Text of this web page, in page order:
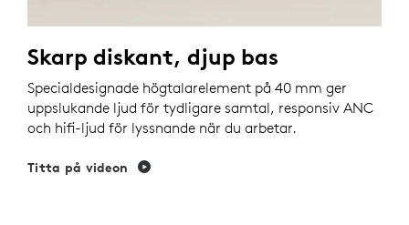
Skarp diskant, djup bas
Specialdesignade högtalarelement på 40 mm ger
uppslukande ljud för tydligare samtal, responsiv ANC
och hifi-ljud för lyssnande när du arbetar.
Titta på videon